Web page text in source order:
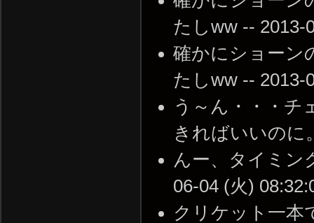
たしww -- 2013-
確かにショー
たしww -- 2013-
う～ん・・・チ
きればいいのに
んー、タイミン
06-04 (火)
クリケット一本